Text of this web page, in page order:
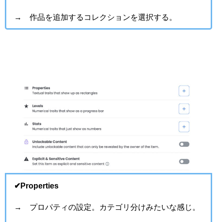
→ 作品を追加するコレクションを選択する。
✔︎Properties
→ プロパティの設定。カテゴリ分けみたいな感じ。